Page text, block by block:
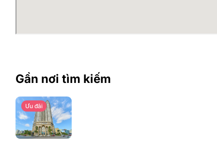
Gần nơi tìm kiếm
Ưu đãi